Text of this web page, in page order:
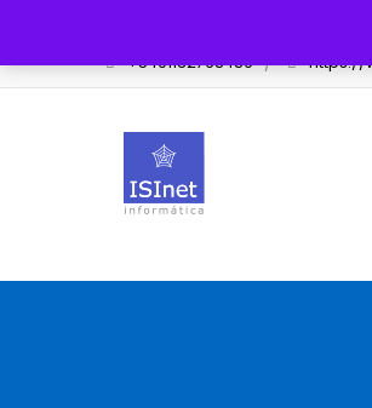
+5491132768489
https://